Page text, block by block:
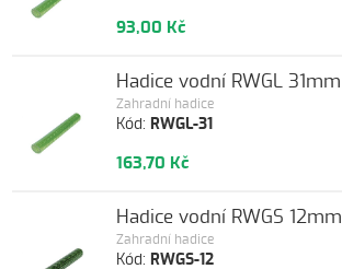
93,00 Kč
Kód: RWGL-31
Zahradní hadice
Hadice vodní RWGL 31mm
163,70 Kč
Kód: RWGS-12
Zahradní hadice
Hadice vodní RWGS 12mm